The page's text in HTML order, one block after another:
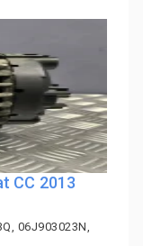
CC 2013
06J903023N,